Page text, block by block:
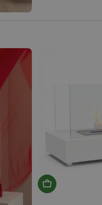
Aggiungi Al